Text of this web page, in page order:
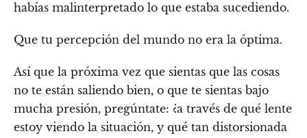
habías malinterpretado lo que estaba sucediendo.
Que tu percepción del mundo no era la óptima.
Así que la próxima vez que sientas que las cosas
no te están saliendo bien, o que te sientas bajo
mucha presión, pregúntate: ¿a través de qué lente
estoy viendo la situación, y qué tan distorsionada